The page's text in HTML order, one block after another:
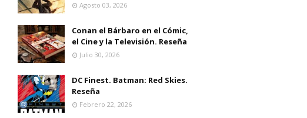
Agosto 03, 2026
Conan el Bárbaro en el Cómic,
el Cine y la Televisión. Reseña
Julio 30, 2026
DC Finest. Batman: Red Skies.
Reseña
Febrero 22, 2026